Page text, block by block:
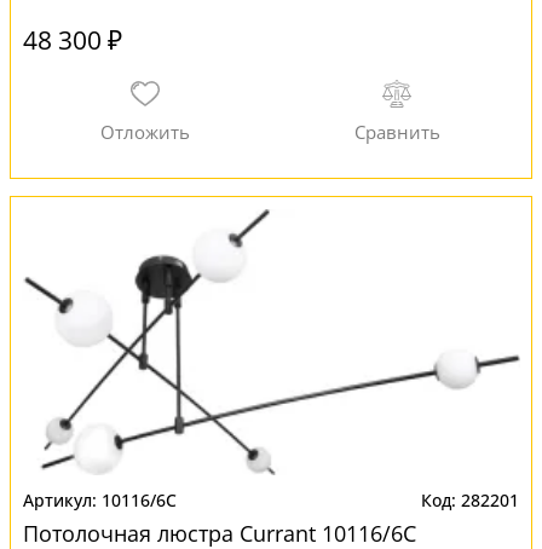
48 300 ₽
10116/6C 282201
Потолочная люстра Currant 10116/6C